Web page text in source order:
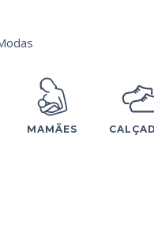
MAMÃES